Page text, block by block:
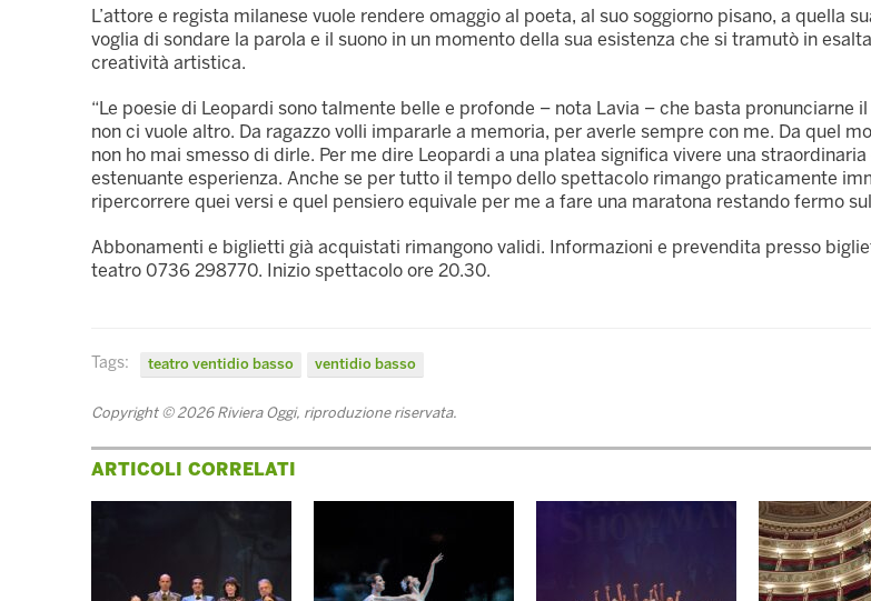
L’attore e regista milanese vuole rendere omaggio al poeta, al suo soggiorno pisano, a quella
voglia di sondare la parola e il suono in un momento della sua esistenza che si tramutò in
creatività artistica.
“Le poesie di Leopardi sono talmente belle e profonde – nota Lavia – che basta pronunciarne il
non ci vuole altro. Da ragazzo volli impararle a memoria, per averle sempre con me. Da quel
non ho mai smesso di dirle. Per me dire Leopardi a una platea significa vivere una straordinaria
estenuante esperienza. Anche se per tutto il tempo dello spettacolo rimango praticamente
ripercorrere quei versi e quel pensiero equivale per me a fare una maratona restando fermo sul
Abbonamenti e biglietti già acquistati rimangono validi. Informazioni e prevendita presso
teatro 0736 298770. Inizio spettacolo ore 20.30.
Tags: teatro ventidio basso ventidio basso
Copyright © 2026 Riviera Oggi, riproduzione riservata.
ARTICOLI CORRELATI